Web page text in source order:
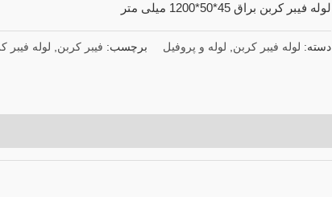
لوله فیبر کربن براق 45*50*1200 میلی متر
دسته: لوله فیبر کربن, لوله و پروفیل برچسب: فیبر کربن, لوله فیبر